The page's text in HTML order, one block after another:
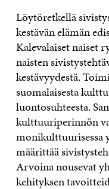
Löytöretkellä
kestävän elämän
Kalevalaiset naiset
naisten
kestävyydestä.
suomalaisesta
luontosuhteesta.
kulttuuriperinnön
monikulttuurisessa
määrittää
Arvoina nousevat
kehityksen